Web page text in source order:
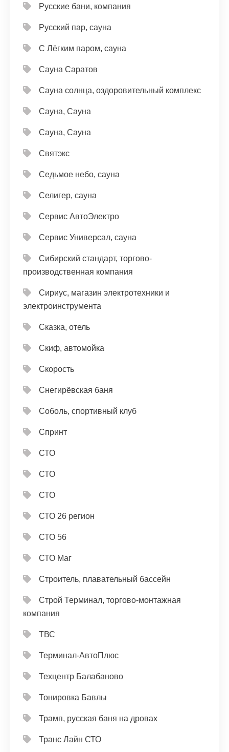
Русские бани, компания
Русский пар, сауна
С Лёгким паром, сауна
Сауна Саратов
Сауна солнца, оздоровительный комплекс
Сауна, Сауна
Сауна, Сауна
Святэкс
Седьмое небо, сауна
Селигер, сауна
Сервис АвтоЭлектро
Сервис Универсал, сауна
Сибирский стандарт, торгово-
производственная компания
Сириус, магазин электротехники и
электроинструмента
Сказка, отель
Скиф, автомойка
Скорость
Снегирёвская баня
Соболь, спортивный клуб
Спринт
СТО
СТО
СТО
СТО 26 регион
СТО 56
СТО Маг
Строитель, плавательный бассейн
Строй Терминал, торгово-монтажная
компания
ТВС
Терминал-АвтоПлюс
Техцентр Балабаново
Тонировка Бавлы
Трамп, русская баня на дровах
Транс Лайн СТО